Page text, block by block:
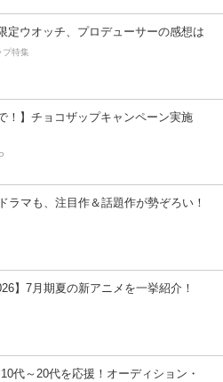
定ウオッチ、プロデューサーの感想は
プ特集
！】チョコザップキャンペーン実施
ラマも、注目作＆話題作が勢ぞろい！
】7月期夏の新アニメを一挙紹介！
代～20代を応援！オーディション・